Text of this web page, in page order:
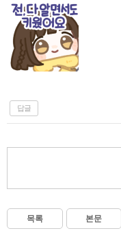
답글
목록 본문